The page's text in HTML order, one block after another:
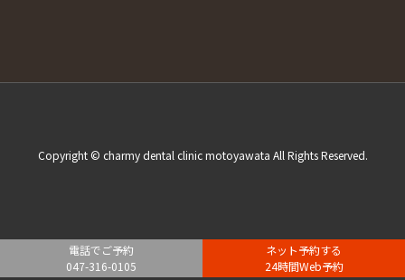
Copyright © charmy dental clinic motoyawata All Rights Reserved.
電話でご予約
047-316-0105
ネット予約する
24時間Web予約